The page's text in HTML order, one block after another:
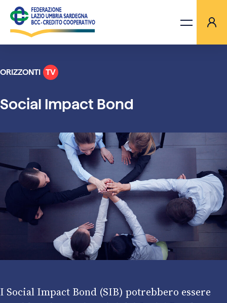
LA FEDERAZIONE
BANCHE
AGGIORNAMENTI
ORIZZONTI TV
ORIZZONTI TV
Social Impact Bond
I Social Impact Bond (SIB) potrebbero essere